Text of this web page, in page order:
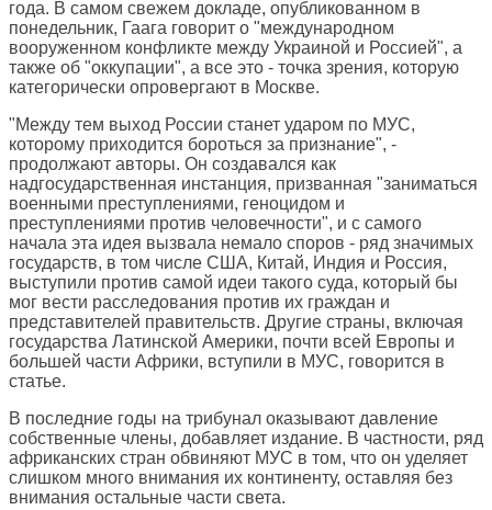
года. В самом свежем докладе, опубликованном в
понедельник, Гаага говорит о "международном
вооруженном конфликте между Украиной и Россией", а
также об "оккупации", а все это - точка зрения, которую
категорически опровергают в Москве.
"Между тем выход России станет ударом по МУС,
которому приходится бороться за признание", -
продолжают авторы. Он создавался как
надгосударственная инстанция, призванная "заниматься
военными преступлениями, геноцидом и
преступлениями против человечности", и с самого
начала эта идея вызвала немало споров - ряд значимых
государств, в том числе США, Китай, Индия и Россия,
выступили против самой идеи такого суда, который бы
мог вести расследования против их граждан и
представителей правительств. Другие страны, включая
государства Латинской Америки, почти всей Европы и
большей части Африки, вступили в МУС, говорится в
статье.
В последние годы на трибунал оказывают давление
собственные члены, добавляет издание. В частности, ряд
африканских стран обвиняют МУС в том, что он уделяет
слишком много внимания их континенту, оставляя без
внимания остальные части света.